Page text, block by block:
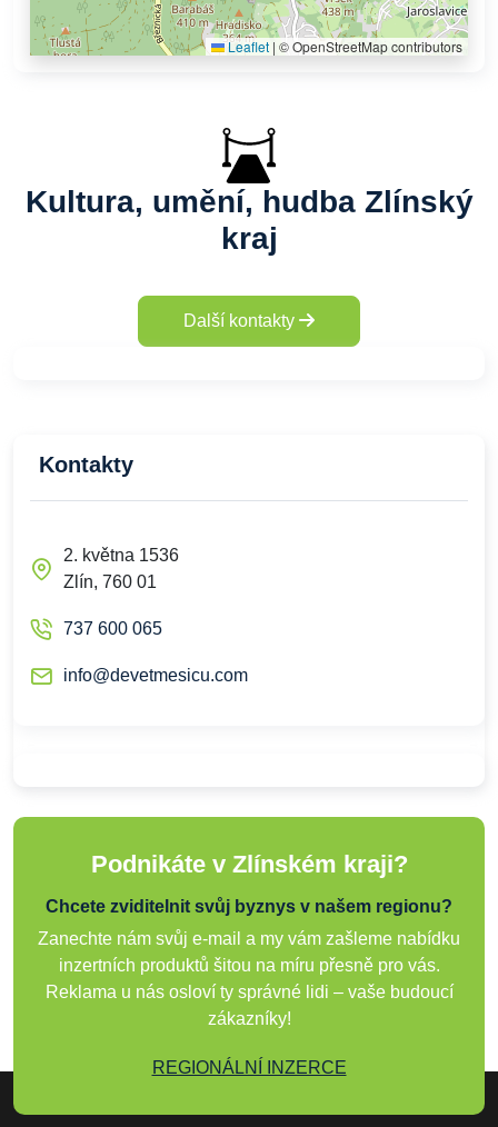
Leaflet | © OpenStreetMap contributors
Kultura, umění, hudba Zlínský
kraj
Další kontakty
Kontakty
2. května 1536
Zlín, 760 01
737 600 065
info@devetmesicu.com
Podnikáte v Zlínském kraji?
Chcete zviditelnit svůj byznys v našem regionu?
Zanechte nám svůj e-mail a my vám zašleme nabídku
inzertních produktů šitou na míru přesně pro vás.
Reklama u nás osloví ty správné lidi – vaše budoucí
zákazníky!
REGIONÁLNÍ INZERCE